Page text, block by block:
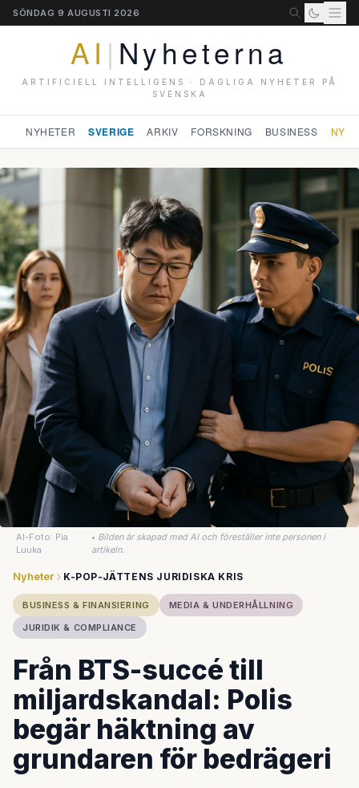
SÖNDAG 9 AUGUSTI 2026
AI | Nyheterna
ARTIFICIELL INTELLIGENS · DAGLIGA NYHETER PÅ
SVENSKA
NYHETER SVERIGE ARKIV FORSKNING BUSINESS
AI-Foto: Pia
Luuka
• Bilden är skapad med AI och föreställer inte personen i
artikeln.
Nyheter K-POP-JÄTTENS JURIDISKA KRIS
BUSINESS & FINANSIERING
MEDIA & UNDERHÅLLNING
JURIDIK & COMPLIANCE
Från BTS-succé till
miljardskandal: Polis
begär häktning av
grundaren för bedrägeri